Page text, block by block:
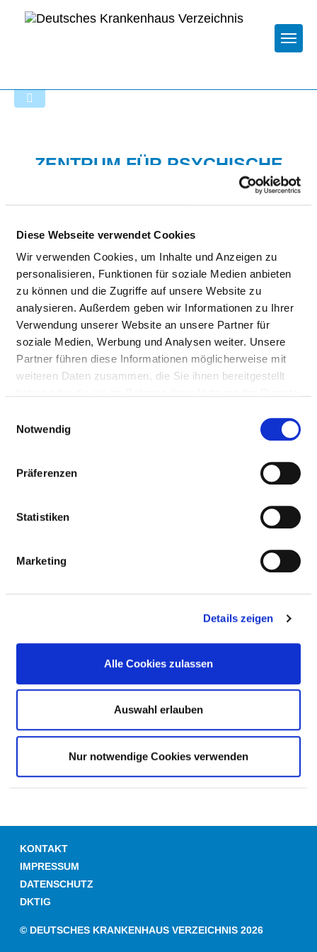
Diese Webseite verwendet Cookies
Wir verwenden Cookies, um Inhalte und Anzeigen zu
personalisieren, Funktionen für soziale Medien anbieten
zu können und die Zugriffe auf unsere Website zu
analysieren. Außerdem geben wir Informationen zu Ihrer
Verwendung unserer Website an unsere Partner für
soziale Medien, Werbung und Analysen weiter. Unsere
Partner führen diese Informationen möglicherweise mit
weiteren Daten zusammen, die Sie ihnen bereitgestellt
Notwendig
Präferenzen
Statistiken
Marketing
Details zeigen
Alle Cookies zulassen
Auswahl erlauben
Nur notwendige Cookies verwenden
ZENTRUM FÜR PSYCHISCHE
GESUNDHEIT SCHWETZINGEN
KLINIK FÜR ALLGEMEINPSYCHIATRIE,
PSYCHOTHERAPIE UND
PSYCHOSOMATIK I
Praxisanleitung (PQ20)
Pflege in der Psychiatrie, Psychosomatik und
Leitung einer Station / eines Bereiches (PQ05)
Sturzmanagement (ZP19)
Kinästhetik (ZP08)
Deeskalationstraining (ZP24)
© DEUTSCHES KRANKENHAUS VERZEICHNIS 2026
KONTAKT
IMPRESSUM
DATENSCHUTZ
DKTIG